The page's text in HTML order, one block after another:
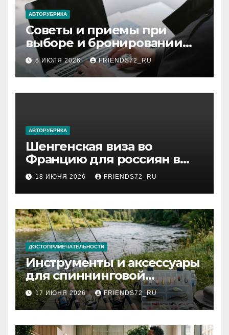
АВТОРУБРИКА
Советы и приемы при
выборе и бронировании
авиабилетов
5 ИЮЛЯ 2026 FRIENDS72_RU
АВТОРУБРИКА
Шенгенская виза во
Францию для россиян в
2026 году: сроки от 3 дней
и список необходимых
документов
18 ИЮНЯ 2026 FRIENDS72_RU
ДОСТОПРИМЕЧАТЕЛЬНОСТИ
Инструменты и аксессуары
для спиннинговой
рыбалки: назначение и
типы
17 ИЮНЯ 2026 FRIENDS72_RU